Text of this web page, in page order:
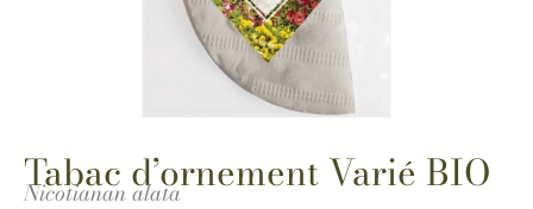
Tabac d’ornement Varié BIO
Nicotianan alata